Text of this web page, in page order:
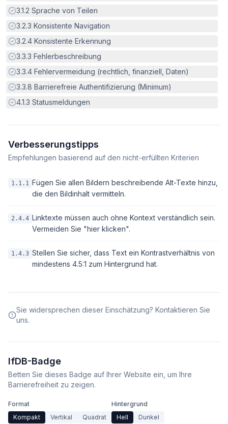
Erfüllt:
3.1.2 Sprache von Teilen
Erfüllt:
3.2.3 Konsistente Navigation
Erfüllt:
3.2.4 Konsistente Erkennung
Erfüllt:
3.3.3 Fehlerbeschreibung
Erfüllt:
3.3.4 Fehlervermeidung (rechtlich, finanziell, Daten)
Erfüllt:
3.3.8 Barrierefreie Authentifizierung (Minimum)
Erfüllt:
4.1.3 Statusmeldungen
Verbesserungstipps
Empfehlungen basierend auf den nicht-erfüllten Kriterien
1.1.1 Fügen Sie allen Bildern beschreibende Alt-Texte hinzu,
die den Bildinhalt vermitteln.
2.4.4 Linktexte müssen auch ohne Kontext verständlich sein.
Vermeiden Sie "hier klicken".
1.4.3 Stellen Sie sicher, dass Text ein Kontrastverhältnis von
mindestens 4.5:1 zum Hintergrund hat.
Sie widersprechen dieser Einschätzung? Kontaktieren Sie
uns.
IfDB-Badge
Betten Sie dieses Badge auf Ihrer Website ein, um Ihre
Barrierefreiheit zu zeigen.
Format
Kompakt
Vertikal Quadrat
Hintergrund
Hell
Dunkel